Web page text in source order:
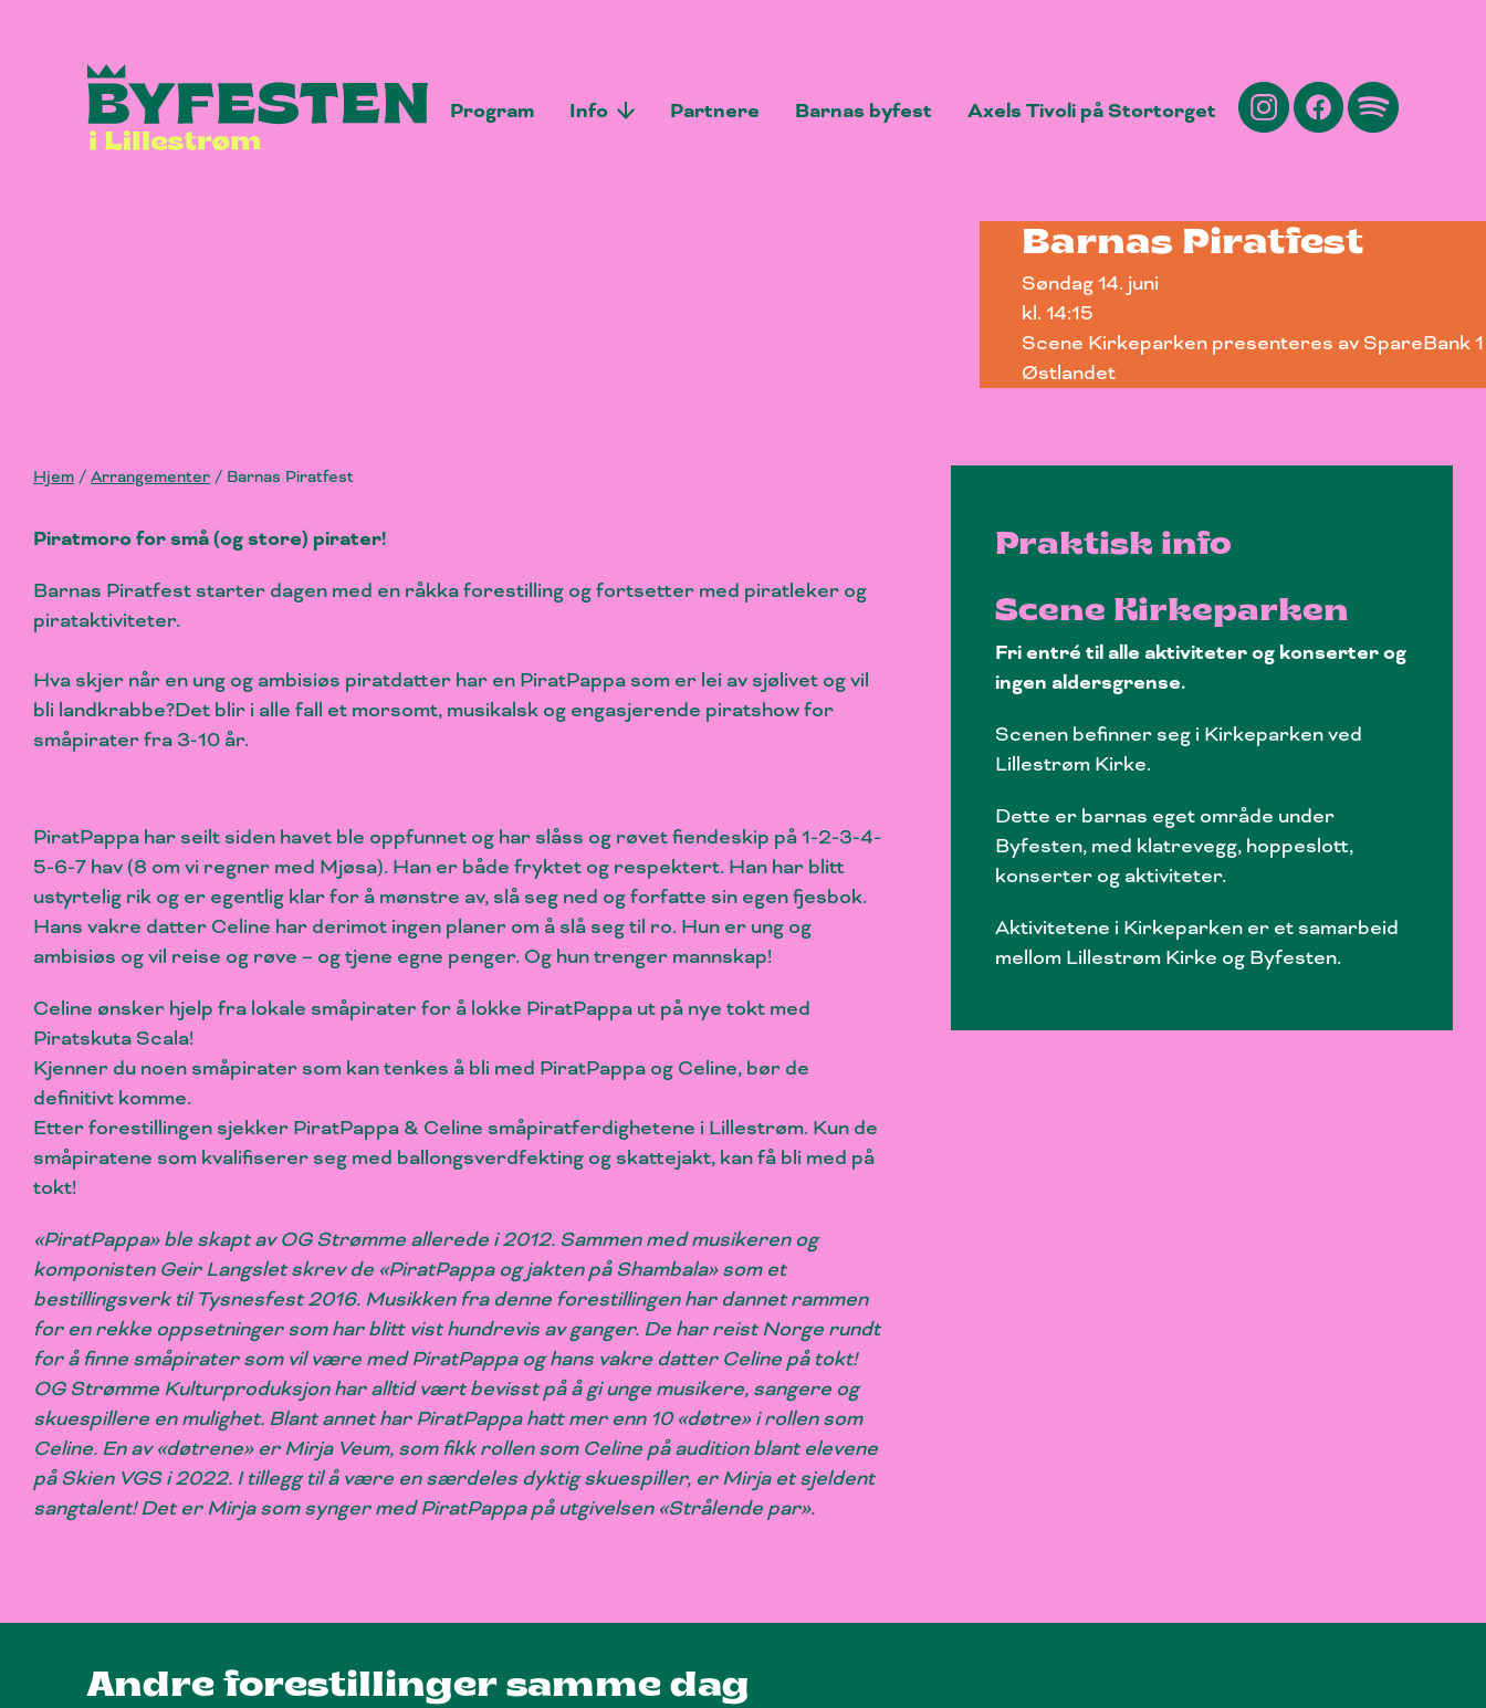
Program Info
Vis
Partnere Barnas byfest Axels Tivoli på Stortorget
Barnas Piratfest
Søndag 14. juni
kl. 14:15
Scene Kirkeparken presenteres av SpareBank 1
Østlandet
Hjem / Arrangementer / Barnas Piratfest
Piratmoro for små (og store) pirater!
Barnas Piratfest starter dagen med en råkka forestilling og fortsetter med piratleker og
pirataktiviteter.
Hva skjer når en ung og ambisiøs piratdatter har en PiratPappa som er lei av sjølivet og vil
bli landkrabbe?Det blir i alle fall et morsomt, musikalsk og engasjerende piratshow for
småpirater fra 3-10 år.
PiratPappa har seilt siden havet ble oppfunnet og har slåss og røvet fiendeskip på 1-2-3-4-
5-6-7 hav (8 om vi regner med Mjøsa). Han er både fryktet og respektert. Han har blitt
ustyrtelig rik og er egentlig klar for å mønstre av, slå seg ned og forfatte sin egen fjesbok.
Hans vakre datter Celine har derimot ingen planer om å slå seg til ro. Hun er ung og
ambisiøs og vil reise og røve – og tjene egne penger. Og hun trenger mannskap!
Celine ønsker hjelp fra lokale småpirater for å lokke PiratPappa ut på nye tokt med
Piratskuta Scala!
Kjenner du noen småpirater som kan tenkes å bli med PiratPappa og Celine, bør de
definitivt komme.
Etter forestillingen sjekker PiratPappa & Celine småpiratferdighetene i Lillestrøm. Kun de
småpiratene som kvalifiserer seg med ballongsverdfekting og skattejakt, kan få bli med på
tokt!
«PiratPappa» ble skapt av OG Strømme allerede i 2012. Sammen med musikeren og
komponisten Geir Langslet skrev de «PiratPappa og jakten på Shambala» som et
bestillingsverk til Tysnesfest 2016. Musikken fra denne forestillingen har dannet rammen
for en rekke oppsetninger som har blitt vist hundrevis av ganger. De har reist Norge rundt
for å finne småpirater som vil være med PiratPappa og hans vakre datter Celine på tokt!
OG Strømme Kulturproduksjon har alltid vært bevisst på å gi unge musikere, sangere og
skuespillere en mulighet. Blant annet har PiratPappa hatt mer enn 10 «døtre» i rollen som
Celine. En av «døtrene» er Mirja Veum, som fikk rollen som Celine på audition blant elevene
på Skien VGS i 2022. I tillegg til å være en særdeles dyktig skuespiller, er Mirja et sjeldent
sangtalent! Det er Mirja som synger med PiratPappa på utgivelsen «Strålende par».
Praktisk info
Scene Kirkeparken
Fri entré til alle aktiviteter og konserter og
ingen aldersgrense.
Scenen befinner seg i Kirkeparken ved
Lillestrøm Kirke.
Dette er barnas eget område under
Byfesten, med klatrevegg, hoppeslott,
konserter og aktiviteter.
Aktivitetene i Kirkeparken er et samarbeid
mellom Lillestrøm Kirke og Byfesten.
Andre forestillinger samme dag